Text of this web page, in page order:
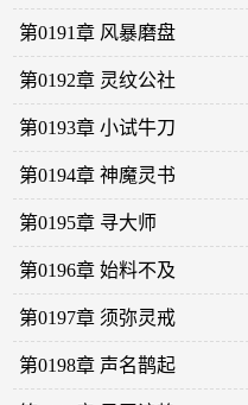
第0191章 风暴磨盘
第0192章 灵纹公社
第0193章 小试牛刀
第0194章 神魔灵书
第0195章 寻大师
第0196章 始料不及
第0197章 须弥灵戒
第0198章 声名鹊起